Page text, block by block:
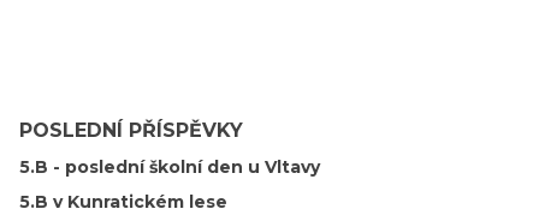
POSLEDNÍ PŘÍSPĚVKY
5.B - poslední školní den u Vltavy
5.B v Kunratickém lese